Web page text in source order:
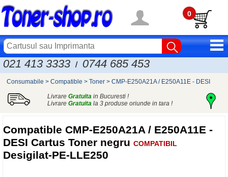
0
021 413 3333 / 0744 685 453
Consumabile > Compatible > Toner > CMP-E250A21A / E250A11E - DESI
Livrare Gratuitain Bucuresti !
Livrare Gratuitala 3 produse oriunde in tara !
Compatible CMP-E250A21A / E250A11E -
DESI Cartus Toner negru COMPATIBIL
Desigilat-PE-LLE250